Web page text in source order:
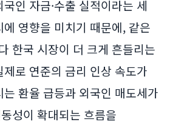
인 자금·수출 실적이라는 세
영향을 미치기 때문에, 같은
한국 시장이 더 크게 흔들리는
로 연준의 금리 인상 속도가
환율 급등과 외국인 매도세가
성이 확대되는 흐름을